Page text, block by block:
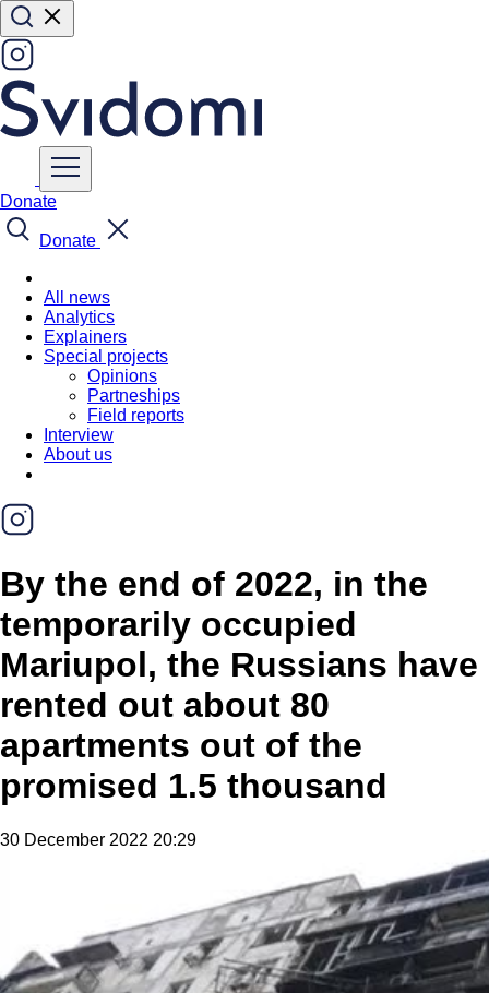
Donate
Donate
All news
Analytics
Explainers
Special projects
Opinions
Partneships
Field reports
Interview
About us
By the end of 2022, in the
temporarily occupied
Mariupol, the Russians have
rented out about 80
apartments out of the
promised 1.5 thousand
30 December 2022 20:29